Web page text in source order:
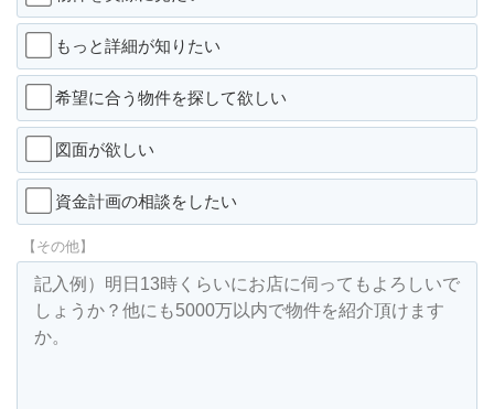
もっと詳細が知りたい
希望に合う物件を探して欲しい
図面が欲しい
資金計画の相談をしたい
【その他】